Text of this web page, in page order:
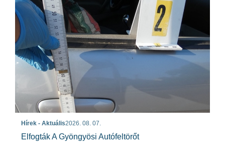
Hírek - Aktuális2026. 08. 07.
Elfogták A Gyöngyösi Autófeltörőt